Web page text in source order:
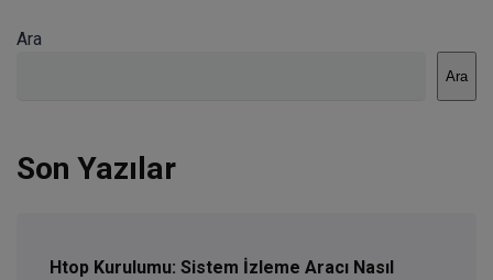
Ara
Ara
Son Yazılar
Htop Kurulumu: Sistem İzleme Aracı Nasıl